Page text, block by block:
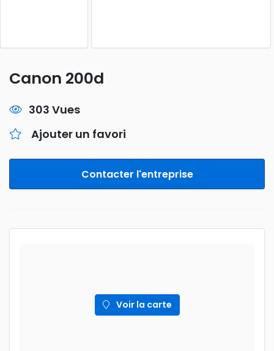
Canon 200d
303 Vues
Ajouter un favori
Contacter l'entreprise
Voir la carte